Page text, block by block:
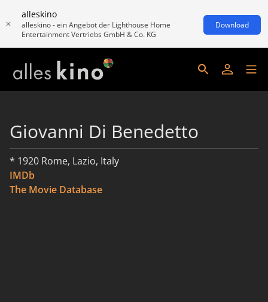
alleskino
alleskino - ein Angebot der Lighthouse Home
Entertainment Vertriebs GmbH & Co. KG
Download
Giovanni Di Benedetto
* 1920 Rome, Lazio, Italy
IMDb
The Movie Database